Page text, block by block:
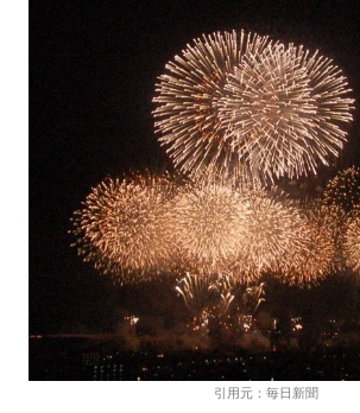
引用元：毎日新聞